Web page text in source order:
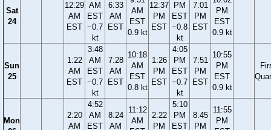
Sat
24
12:29
AM
EST
AM
EST
−0.7
kt
6:33
AM
EST
AM
EST
0.9 kt
12:37
PM
EST
PM
EST
−0.8
kt
7:01
PM
EST
PM
EST
0.9 kt
Sun
25
1:22
AM
EST
3:48
AM
EST
−0.7
kt
7:28
AM
EST
10:18
AM
EST
0.8 kt
1:26
PM
EST
4:05
PM
EST
−0.7
kt
7:51
PM
EST
10:55
PM
EST
0.9 kt
Mon
2:20
AM
4:52
AM
EST
8:24
AM
11:12
AM
2:22
PM
5:10
PM
EST
8:45
PM
11:55
PM